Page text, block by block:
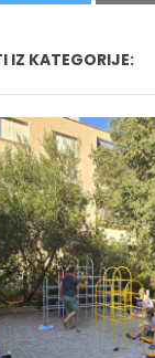
IZ KATEGORIJE: